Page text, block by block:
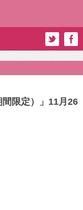
間限定）」11月26